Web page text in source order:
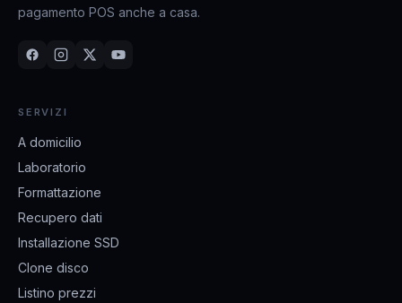
pagamento POS anche a casa.
SERVIZI
A domicilio
Laboratorio
Formattazione
Recupero dati
Installazione SSD
Clone disco
Listino prezzi